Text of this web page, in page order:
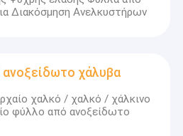
Διακόσμηση Ανελκυστήρων
χάλυβα
χαλκό / χαλκό / χάλκινο
φύλλο από ανοξείδωτο